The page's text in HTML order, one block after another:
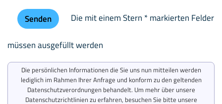
Die mit einem Stern * markierten Felder
müssen ausgefüllt werden
Die persönlichen Informationen die Sie uns nun mitteilen werden
lediglich im Rahmen Ihrer Anfrage und konform zu den geltenden
Datenschutzverordnungen behandelt. Um mehr über unsere
Datenschutzrichtlinien zu erfahren, besuchen Sie bitte unsere